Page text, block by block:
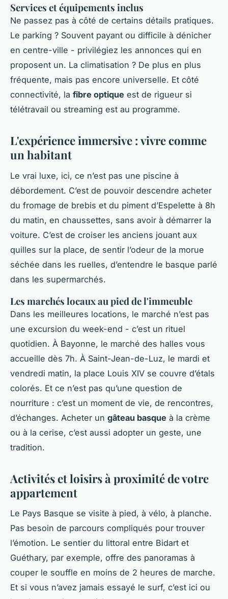
Services et équipements inclus
Ne passez pas à côté de certains détails pratiques.
Le parking ? Souvent payant ou difficile à dénicher
en centre-ville - privilégiez les annonces qui en
proposent un. La climatisation ? De plus en plus
fréquente, mais pas encore universelle. Et côté
connectivité, la fibre optique est de rigueur si
télétravail ou streaming est au programme.
L'expérience immersive : vivre comme
un habitant
Le vrai luxe, ici, ce n’est pas une piscine à
débordement. C’est de pouvoir descendre acheter
du fromage de brebis et du piment d’Espelette à 8h
du matin, en chaussettes, sans avoir à démarrer la
voiture. C’est de croiser les anciens jouant aux
quilles sur la place, de sentir l’odeur de la morue
séchée dans les ruelles, d’entendre le basque parlé
dans les supermarchés.
Les marchés locaux au pied de l'immeuble
Dans les meilleures locations, le marché n’est pas
une excursion du week-end - c’est un rituel
quotidien. À Bayonne, le marché des halles vous
accueille dès 7h. À Saint-Jean-de-Luz, le mardi et
vendredi matin, la place Louis XIV se couvre d’étals
colorés. Et ce n’est pas qu’une question de
nourriture : c’est un moment de vie, de rencontres,
d’échanges. Acheter un gâteau basque à la crème
ou à la cerise, c’est aussi adopter un geste, une
tradition.
Activités et loisirs à proximité de votre
appartement
Le Pays Basque se visite à pied, à vélo, à planche.
Pas besoin de parcours compliqués pour trouver
l’émotion. Le sentier du littoral entre Bidart et
Guéthary, par exemple, offre des panoramas à
couper le souffle en moins de 2 heures de marche.
Et si vous n’avez jamais essayé le surf, c’est ici ou